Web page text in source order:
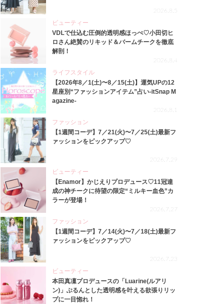
2026.8.5
ビューティー
VDLで仕込む圧倒的透明感ほっぺ♡小田切ヒ
ロさん絶賛のリキッド＆バームチークを徹底
解剖！
2026.8.4
ライフスタイル
【2026年8／1(土)〜8／15(土)】運気UPの12
星座別“ファッションアイテム”占い-itSnap M
agazine-
2026.8.1
ファッション
【1週間コーデ】7／21(火)〜7／25(土)最新フ
ァッションをピックアップ♡
2026.7.29
ビューティー
【Enamor】かじえりプロデュース♡11冠達
成の神チークに待望の限定“ミルキー血色”カ
ラーが登場！
2026.7.27
ファッション
【1週間コーデ】7／14(火)〜7／18(土)最新フ
ァッションをピックアップ♡
2026.7.23
ビューティー
本田真凜プロデュースの「Luarine(ルアリ
ン)」ぷるんとした透明感を叶える欲張りリッ
プに一目惚れ！